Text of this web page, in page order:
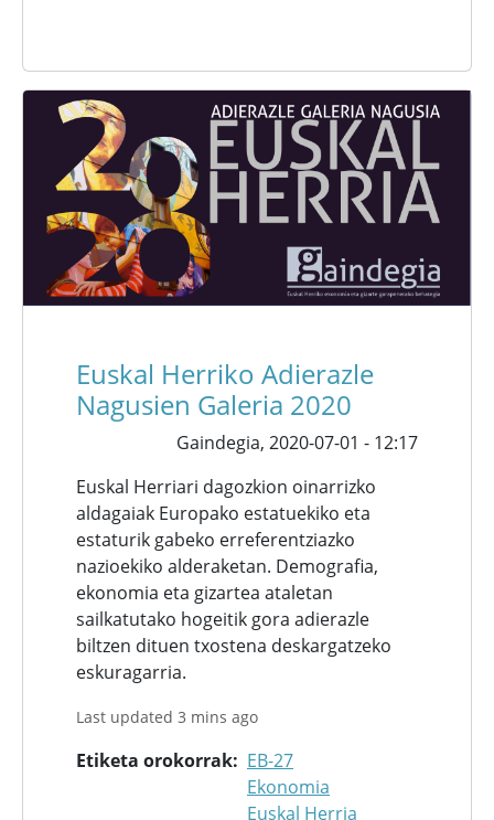
Euskal Herriko Adierazle
Nagusien Galeria 2020
Gaindegia, 2020-07-01 - 12:17
Euskal Herriari dagozkion oinarrizko
aldagaiak Europako estatuekiko eta
estaturik gabeko erreferentziazko
nazioekiko alderaketan. Demografia,
ekonomia eta gizartea ataletan
sailkatutako hogeitik gora adierazle
biltzen dituen txostena deskargatzeko
eskuragarria.
Last updated 3 mins ago
Etiketa orokorrak
EB-27
Ekonomia
Euskal Herria